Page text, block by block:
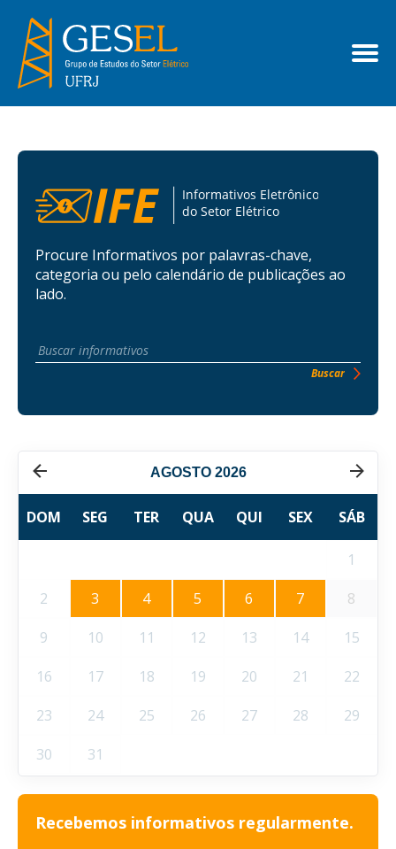
Procure Informativos por palavras-chave,
categoria ou pelo calendário de publicações ao
lado.
AGOSTO 2026
DOM SEG TER QUA QUI SEX SÁB
1
2
3 4 5 6 7
8
9
10 11 12 13 14
15
16
17 18 19 20 21
22
23
24 25 26 27 28
29
30
31
Recebemos informativos regularmente.